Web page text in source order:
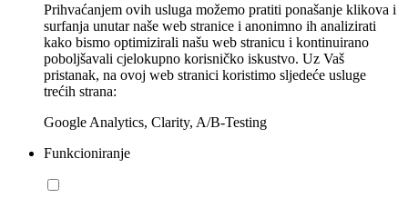
Prihvaćanjem ovih usluga možemo pratiti ponašanje klikova i
surfanja unutar naše web stranice i anonimno ih analizirati
kako bismo optimizirali našu web stranicu i kontinuirano
poboljšavali cjelokupno korisničko iskustvo. Uz Vaš
pristanak, na ovoj web stranici koristimo sljedeće usluge
trećih strana:
Google Analytics, Clarity, A/B-Testing
Funkcioniranje